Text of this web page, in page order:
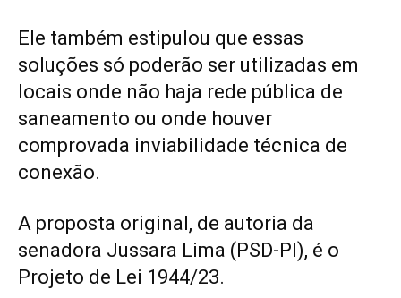
Ele também estipulou que essas
soluções só poderão ser utilizadas em
locais onde não haja rede pública de
saneamento ou onde houver
comprovada inviabilidade técnica de
conexão.
A proposta original, de autoria da
senadora Jussara Lima (PSD-PI), é o
Projeto de Lei 1944/23.